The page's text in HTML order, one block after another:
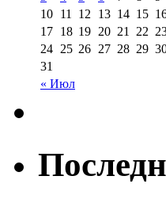
« Июл
10 11 12 13 14 15
17 18 19 20 21 22
24 25 26 27 28 29
31